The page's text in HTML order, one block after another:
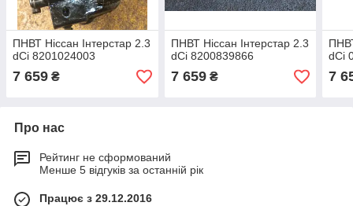
ПНВТ Ніссан Інтерстар 2.3
dCi 8201024003
7 659 ₴
ПНВТ Ніссан Інтерстар 2.3
dCi 8200839866
7 659₴
dCi
7
Про нас
Рейтинг не сформований
Менше 5 відгуків за останній рік
Працює з 29.12.2016